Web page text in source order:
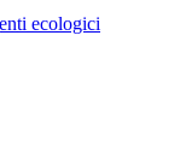
ecologici